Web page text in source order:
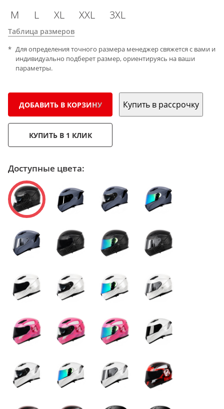
M L XL XXL 3XL
Таблица размеров
Для определения точного размера менеджер свяжется с вами и
индивидуально подберет размер, ориентируясь на ваши
параметры.
ДОБАВИТЬ В КОРЗИНУ Купить в рассрочку
КУПИТЬ В 1 КЛИК
Доступные цвета: